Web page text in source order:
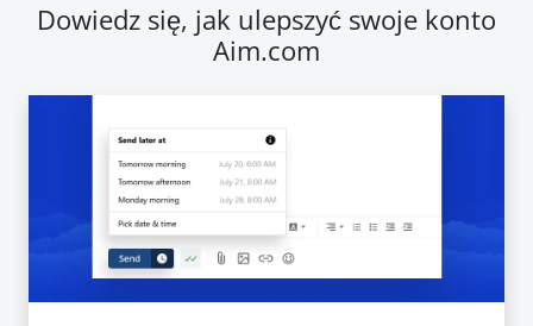
Dowiedz się, jak ulepszyć swoje konto
Aim.com